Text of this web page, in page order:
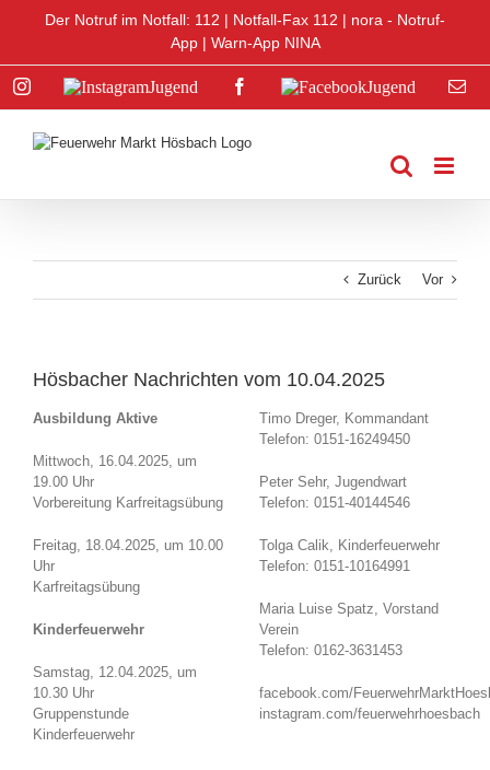
Der Notruf im Notfall: 112 | Notfall-Fax 112 | nora - Notruf-
App| Warn-App NINA
InstagramInstagram
Facebook
Facebook
E-
Zurück Vor
Hösbacher Nachrichten vom 10.04.2025
Ausbildung Aktive
Mittwoch, 16.04.2025, um
19.00 Uhr
Vorbereitung Karfreitagsübung
Freitag, 18.04.2025, um 10.00
Uhr
Karfreitagsübung
Kinderfeuerwehr
Samstag, 12.04.2025, um
10.30 Uhr
Gruppenstunde
Kinderfeuerwehr
Timo Dreger, Kommandant
Telefon: 0151-16249450
Peter Sehr, Jugendwart
Telefon: 0151-40144546
Tolga Calik, Kinderfeuerwehr
Telefon: 0151-10164991
Maria Luise Spatz, Vorstand
Verein
Telefon: 0162-3631453
facebook.com/
instagram.com/feuerwehrhoesbach